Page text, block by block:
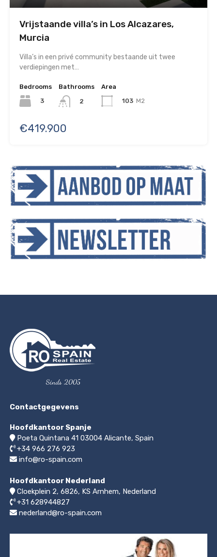
Vrijstaande villa’s in Los Alcazares,
Murcia
Villa’s in een privé community bestaande uit twee
verdiepingen met…
Bedrooms
3
Bathrooms
2
Area
103 M2
€419.900
Sinds 2005
Contactgegevens
Hoofdkantoor Spanje
Poeta Quintana 41 03004 Alicante, Spain
+34 966 276 923
info@ro-spain.com
Hoofdkantoor Nederland
Cloekplein 2, 6826, KS Arnhem, Nederland
+31 628944827
nederland@ro-spain.com